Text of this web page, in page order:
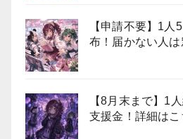
【申請不要】1人
布！届かない人
【8月末まで】1
支援金！詳細はこ